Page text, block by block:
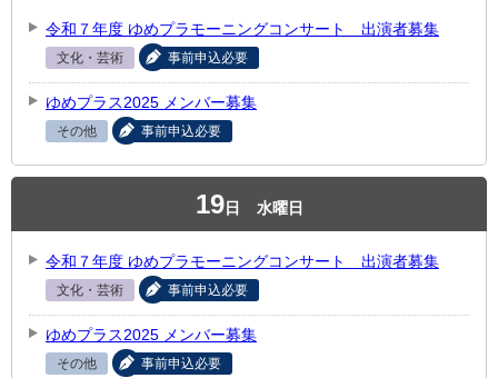
令和７年度 ゆめプラモーニングコンサート 出演者募集
文化・芸術 事前申込必要
ゆめプラス2025 メンバー募集
その他 事前申込必要
19日 水曜日
令和７年度 ゆめプラモーニングコンサート 出演者募集
文化・芸術 事前申込必要
ゆめプラス2025 メンバー募集
その他 事前申込必要